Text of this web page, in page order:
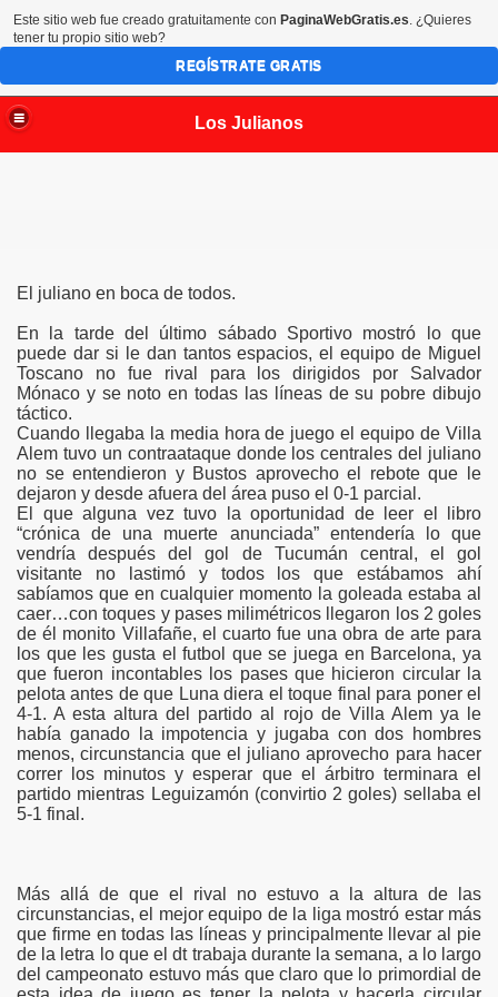
Los Julianos
El juliano en boca de todos.
En la tarde del último sábado Sportivo mostró lo que
puede dar si le dan tantos espacios, el equipo de Miguel
Toscano no fue rival para los dirigidos por Salvador
Mónaco y se noto en todas las líneas de su pobre dibujo
táctico.
Cuando llegaba la media hora de juego el equipo de Villa
Alem tuvo un contraataque donde los centrales del juliano
no se entendieron y Bustos aprovecho el rebote que le
dejaron y desde afuera del área puso el 0-1 parcial.
El que alguna vez tuvo la oportunidad de leer el libro
“crónica de una muerte anunciada” entendería lo que
vendría después del gol de Tucumán central, el gol
visitante no lastimó y todos los que estábamos ahí
sabíamos que en cualquier momento la goleada estaba al
caer…con toques y pases milimétricos llegaron los 2 goles
de él monito Villafañe, el cuarto fue una obra de arte para
los que les gusta el futbol que se juega en Barcelona, ya
que fueron incontables los pases que hicieron circular la
pelota antes de que Luna diera el toque final para poner el
4-1. A esta altura del partido al rojo de Villa Alem ya le
había ganado la impotencia y jugaba con dos hombres
menos, circunstancia que el juliano aprovecho para hacer
correr los minutos y esperar que el árbitro terminara el
partido mientras Leguizamón (convirtio 2 goles) sellaba el
5-1 final.
Más allá de que el rival no estuvo a la altura de las
circunstancias, el mejor equipo de la liga mostró estar más
que firme en todas las líneas y principalmente llevar al pie
de la letra lo que el dt trabaja durante la semana, a lo largo
del campeonato estuvo más que claro que lo primordial de
Este sitio web fue creado gratuitamente con PaginaWebGratis.es. ¿Quieres
tener tu propio sitio web?
REGÍSTRATE GRATIS